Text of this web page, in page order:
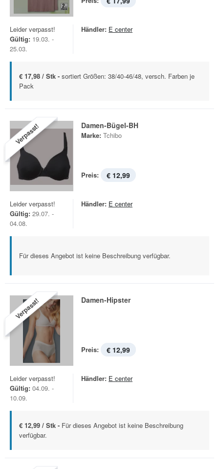
Leider verpasst!
Gültig: 19.03. -
25.03.
Händler: E center
€ 17,98 / Stk - sortiert Größen: 38/40-46/48, versch. Farben je
Pack
Verpasst! Damen-Bügel-BH
Marke: Tchibo
Preis: € 12,99
Leider verpasst!
Gültig: 29.07. -
04.08.
Händler: E center
Für dieses Angebot ist keine Beschreibung verfügbar.
Verpasst! Damen-Hipster
Preis: € 12,99
Leider verpasst!
Gültig: 04.09. -
10.09.
Händler: E center
€ 12,99 / Stk - Für dieses Angebot ist keine Beschreibung
verfügbar.